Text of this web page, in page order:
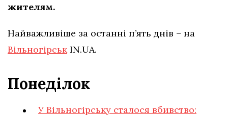
жителям.
Найважливіше за останні п’ять днів – на
ВільногірськIN.UA.
Понеділок
У Вільногірську сталося вбивство: